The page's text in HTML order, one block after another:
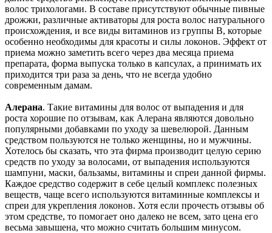
волос трихологами. В составе присутствуют обычные пивные
дрожжи, различные активаторы для роста волос натурального
происхождения, и все виды витаминов из группы В, которые
особенно необходимы для красоты и силы локонов. Эффект от
приема можно заметить всего через два месяца приема
препарата, форма выпуска только в капсулах, а принимать их
приходится три раза за день, что не всегда удобно
современным дамам.
Алерана. Такие витамины для волос от выпадения и для
роста хорошие по отзывам, как Алерана являются довольно
популярными добавками по уходу за шевелюрой. Данным
средством пользуются не только женщины, но и мужчины.
Хотелось бы сказать, что эта фирма производит целую серию
средств по уходу за волосами, от выпадения используются
шампуни, маски, бальзамы, витамины и спреи данной фирмы.
Каждое средство содержит в себе целый комплекс полезных
веществ, чаще всего используются витаминные комплексы и
спреи для укрепления локонов. Хотя если прочесть отзывы об
этом средстве, то помогает оно далеко не всем, зато цена его
весьма завышена, что можно считать большим минусом.